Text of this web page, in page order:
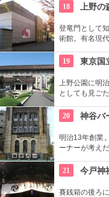
な方、ファッ
す。
18 上野
登竜門として
術館。有名現
休めるのもい
19 東京国
上野公園に明
としても見ご
す。オリジナ
もできるカフ
20 神谷バ
明治13年創業
ーナーが考え
がいい。浅草
21 今戸神
賽銭箱の後ろ